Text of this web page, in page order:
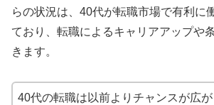
らの状況は、40代が転職市場で有利に
ており、転職によるキャリアアップや
きます。
40代の転職は以前よりチャンスが広が